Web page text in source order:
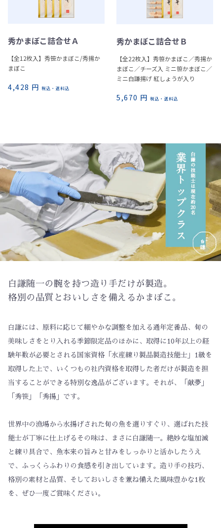
秀かまぼこ詰合せＡ
【全12枚入】秀笹かまぼこ/秀揚か
まぼこ
4,428 円 税込・送料込
秀かまぼこ詰合せＢ
【全22枚入】秀笹かまぼこ／秀揚か
まぼこ／チーズ入 ミニ笹かまぼこ／
ミニ白謙揚げ 紅しょうが入り
5,670 円税込・送料込
白謙随一の腕を持つ造り手だけが製造。
格別の品質とおいしさを備えるかまぼこ。
白謙には、原料に応じて細やかな調整を加える通年定番品、旬の
美味しさをとり入れる季節限定品のほかに、取得に10年以上の経
験年数が必要とされる国家資格「水産練り製品製造技能士」1級を
取得した上で、いくつもの社内資格を取得した者だけが製造を担
当することができる特別な逸品がございます。それが、「献夢」
「秀笹」「秀揚」です。
世界中の漁場から水揚げされた旬の魚を選りすぐり、選ばれた技
能士が丁寧に仕上げるその味は、まさに白謙随一。絶妙な塩加減
と練り具合で、魚本来の旨みと甘みをしっかりと活かしたうえ
で、ふっくらふわりの食感を引き出しています。造り手の技巧、
格別の素材と品質、そしておいしさを兼ね備えた風味豊かな1枚
を、ぜひ一度ご賞味ください。